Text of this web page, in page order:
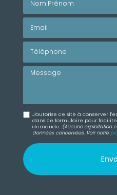
Message
J'autorise ce site à conserver
dans ce formulaire pour
demande. (Aucune exploitation
données concervées. Voir notre